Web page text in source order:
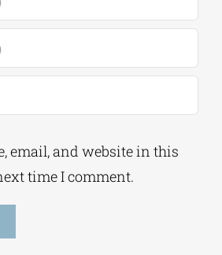
email, and website in this
time I comment.